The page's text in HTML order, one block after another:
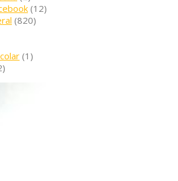
(12)
(820)
(1)